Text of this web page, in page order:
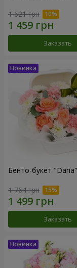
1 621 грн
Заказать
Бенто-букет "Daria"
1 764 грн
Заказать